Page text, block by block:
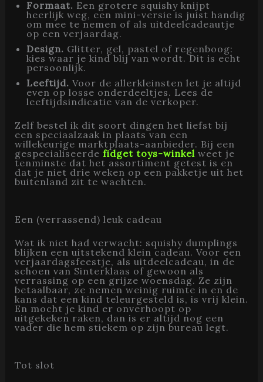
Formaat. Een grotere squishy knijpt
heerlijk weg, een mini-versie is juist handig
om mee te nemen of als uitdeelcadeautje
op een verjaardag.
Design. Glitter, gel, pastel of regenboog:
kies waar je kind blij van wordt. Dit is echt
persoonlijk.
Leeftijd. Voor de allerkleinsten let je altijd
even op losse onderdeeltjes. Lees de
leeftijdsindicatie van de verkoper.
Zelf bestel ik dit soort dingen het liefst bij
een speciaalzaak in plaats van een
willekeurige marktplaats-aanbieder. Bij een
gespecialiseerde fidget toys-winkelweet je
tenminste dat het assortiment getest is en
dat je niet drie weken op een pakketje uit het
buitenland zit te wachten.
Een (verrassend) leuk cadeau
Wat ik niet had verwacht: squishy dumplings
blijken een uitstekend klein cadeau. Voor een
verjaardagsfeestje, als uitdeelcadeau, in de
schoen van Sinterklaas of gewoon als
verrassing op een grijze woensdag. Ze zijn
betaalbaar, ze nemen weinig ruimte in en de
kans dat een kind teleurgesteld is, is vrij klein.
En mocht je kind er onverhoopt op
uitgekeken raken, dan is er altijd nog een
vader die hem stiekem op zijn bureau legt.
Tot slot